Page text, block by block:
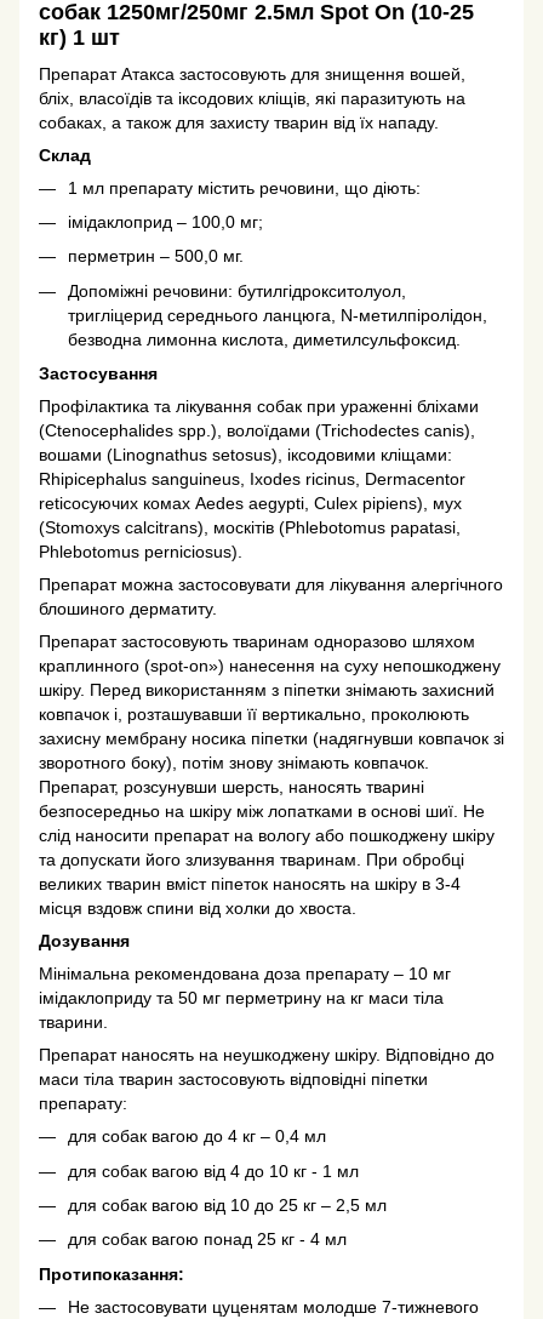
собак 1250мг/250мг 2.5мл Spot On (10-25
кг) 1 шт
Препарат Атакса застосовують для знищення вошей,
бліх, власоїдів та іксодових кліщів, які паразитують на
собаках, а також для захисту тварин від їх нападу.
Склад
1 мл препарату містить речовини, що діють:
імідаклоприд – 100,0 мг;
перметрин – 500,0 мг.
Допоміжні речовини: бутилгідрокситолуол,
тригліцерид середнього ланцюга, N-метилпіролідон,
безводна лимонна кислота, диметилсульфоксид.
Застосування
Профілактика та лікування собак при ураженні бліхами
(Ctenocephalides spp.), волоїдами (Trichodectes canis),
вошами (Linognathus setosus), іксодовими кліщами:
Rhipicephalus sanguineus, Ixodes ricinus, Dermacentor
retiсосуючих комах Aedes aegypti, Culex pipiens), мух
(Stomoxys calcitrans), москітів (Phlebotomus papatasi,
Phlebotomus perniciosus).
Препарат можна застосовувати для лікування алергічного
блошиного дерматиту.
Препарат застосовують тваринам одноразово шляхом
краплинного (spot-on») нанесення на суху непошкоджену
шкіру. Перед використанням з піпетки знімають захисний
ковпачок і, розташувавши її вертикально, проколюють
захисну мембрану носика піпетки (надягнувши ковпачок зі
зворотного боку), потім знову знімають ковпачок.
Препарат, розсунувши шерсть, наносять тварині
безпосередньо на шкіру між лопатками в основі шиї. Не
слід наносити препарат на вологу або пошкоджену шкіру
та допускати його злизування тваринам. При обробці
великих тварин вміст піпеток наносять на шкіру в 3-4
місця вздовж спини від холки до хвоста.
Дозування
Мінімальна рекомендована доза препарату – 10 мг
імідаклоприду та 50 мг перметрину на кг маси тіла
тварини.
Препарат наносять на неушкоджену шкіру. Відповідно до
маси тіла тварин застосовують відповідні піпетки
препарату:
для собак вагою до 4 кг – 0,4 мл
для собак вагою від 4 до 10 кг - 1 мл
для собак вагою від 10 до 25 кг – 2,5 мл
для собак вагою понад 25 кг - 4 мл
Протипоказання:
Не застосовувати цуценятам молодше 7-тижневого